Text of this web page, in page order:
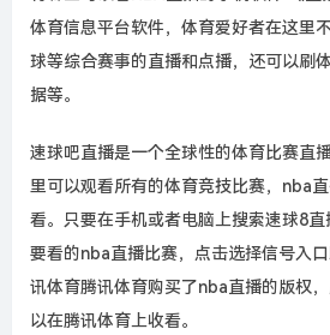
体育信息平台软件，体育爱好者在这里
球等综合赛事的直播和点播，还可以刷
据等。
速球吧直播是一个全球性的体育比赛直
里可以观看所有的体育竞技比赛，nba
看。只要在手机或者电脑上搜索速球8直
要看的nba直播比赛，点击选择信号入
讯体育腾讯体育购买了nba直播的版权
以在腾讯体育上收看。